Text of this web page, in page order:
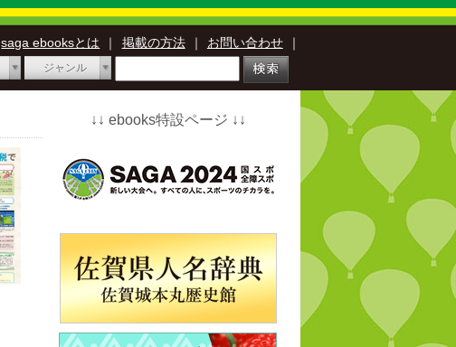
saga ebooksとは ｜ 掲載の方法 ｜ お問い合わせ ｜
ジャンル
↓↓ ebooks特設ページ ↓↓